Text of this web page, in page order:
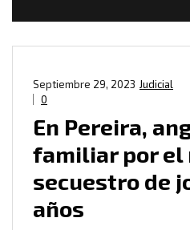
Judicial
Septiembre 29, 2023
0
En Pereira,
familiar por el
secuestro de
años